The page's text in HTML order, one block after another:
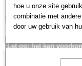
Let op: het kan
zaak is verkocht; in dat
hoe u onze site
combinatie met
door uw gebruik van